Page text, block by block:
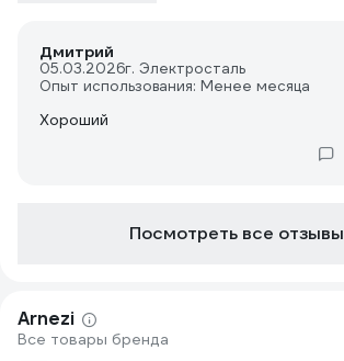
Дмитрий
05.03.2026г. Электросталь
Опыт использования: Менее месяца
Хороший
Посмотреть все отзывы
Arnezi
Все товары бренда